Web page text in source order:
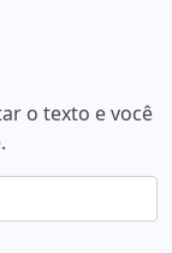
o texto e você